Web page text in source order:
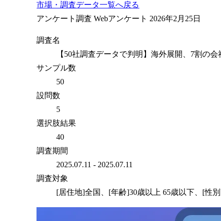
市場・調査データ一覧へ戻る
アンケート調査Webアンケート 2026年2月25日
調査名
【50社調査データで判明】海外展開、7割の
サンプル数
50
設問数
5
選択肢結果
40
調査期間
2025.07.11 - 2025.07.11
調査対象
[居住地]全国、[年齢]30歳以上 65歳以下、[性